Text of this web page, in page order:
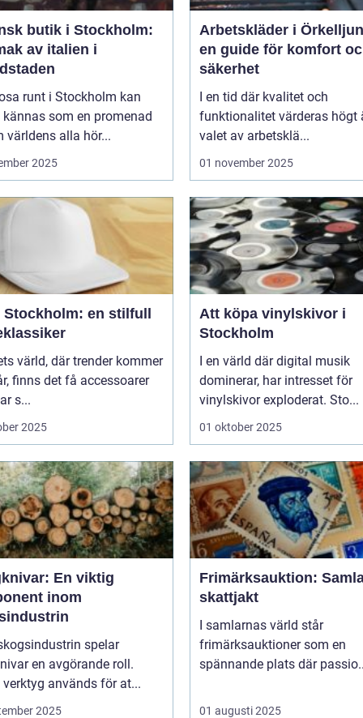
butik i Stockholm:
av italien i
runt i Stockholm kan
som en promenad
världens alla hör...
2025
Arbetskläder i
en guide för komfort
säkerhet
I en tid där kvalitet och
funktionalitet värderas högt
valet av arbetsklä...
01 november 2025
Stockholm: en stilfull
värld, där trender kommer
finns det få accessoarer
s...
2025
Att köpa vinylskivor i
Stockholm
I en värld där digital musik
dominerar, har intresset för
vinylskivor exploderat. Sto...
01 oktober 2025
En viktig
inom
spelar
en avgörande roll.
verktyg används för at...
2025
Frimärksauktion:
skattjakt
I samlarnas värld står
frimärksauktioner som en
spännande plats där
01 augusti 2025